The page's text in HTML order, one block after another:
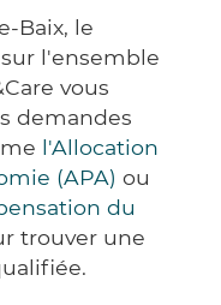
Baix, le
l'ensemble
vous
demandes
l'Allocation
(APA) ou
du
trouver une